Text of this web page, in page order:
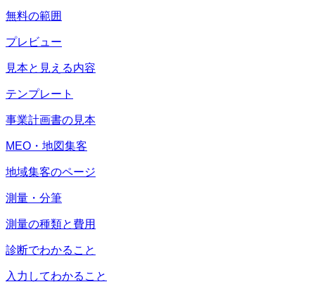
無料の範囲
プレビュー
見本と見える内容
テンプレート
事業計画書の見本
MEO・地図集客
地域集客のページ
測量・分筆
測量の種類と費用
診断でわかること
入力してわかること